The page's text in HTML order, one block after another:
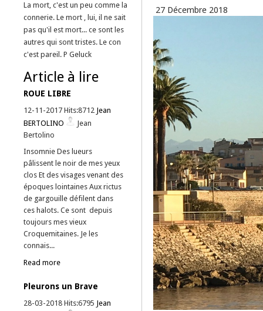
La mort, c'est un peu comme la
connerie. Le mort , lui, il ne sait
pas qu'il est mort... ce sont les
autres qui sont tristes. Le con
c'est pareil. P Geluck
Article à lire
ROUE LIBRE
12-11-2017 Hits:8712 Jean
BERTOLINO
Jean
Bertolino
Insomnie Des lueurs
pâlissent le noir de mes yeux
clos Et des visages venant des
époques lointaines Aux rictus
de gargouille défilent dans
ces halots. Ce sont depuis
toujours mes vieux
Croquemitaines. Je les
connais...
Read more
Pleurons un Brave
28-03-2018 Hits:6795 Jean
27 Décembre 2018